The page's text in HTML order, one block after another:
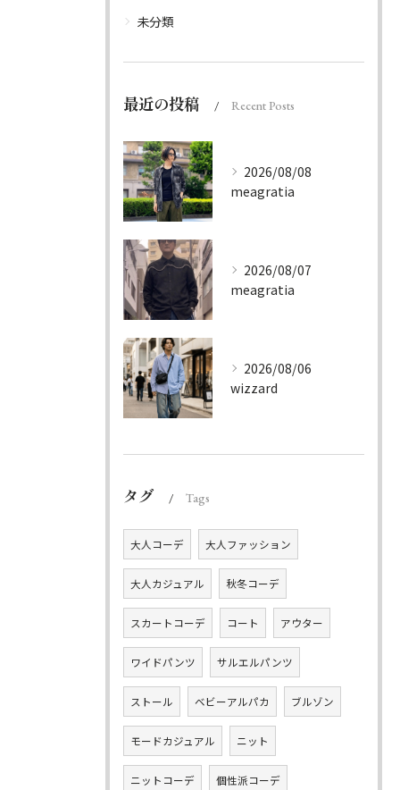
未分類
最近の投稿 Recent Posts
2026/08/08
meagratia
2026/08/07
meagratia
2026/08/06
wizzard
タグ Tags
大人コーデ 大人ファッション
大人カジュアル 秋冬コーデ
スカートコーデ コート アウター
ワイドパンツ サルエルパンツ
ストール ベビーアルパカ ブルゾン
モードカジュアル ニット
ニットコーデ 個性派コーデ